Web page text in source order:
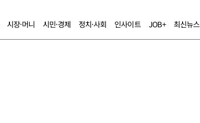
시장·머니 시민·경제 정치·사회 인사이트 JOB+ 최신뉴스